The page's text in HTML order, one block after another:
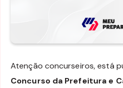
Atenção concurseiros, está
Concurso da Prefeitura e